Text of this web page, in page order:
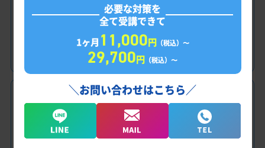
課外活動のアドバイス
必要な対策を
全て受講できて
1ヶ月 11,000円 （税込）〜
29,700円 （税込）〜
＼お問い合わせはこちら／